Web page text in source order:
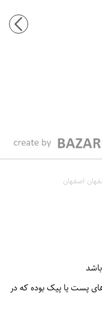
اصفهان
پست یا پیک بوده که در